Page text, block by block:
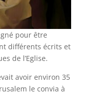
pour être
différents écrits et
de l’Eglise.
avoir environ 35
le convia à